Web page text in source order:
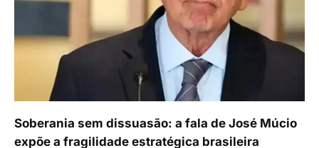
Soberania sem dissuasão: a fala de José Múcio
expõe a fragilidade estratégica brasileira